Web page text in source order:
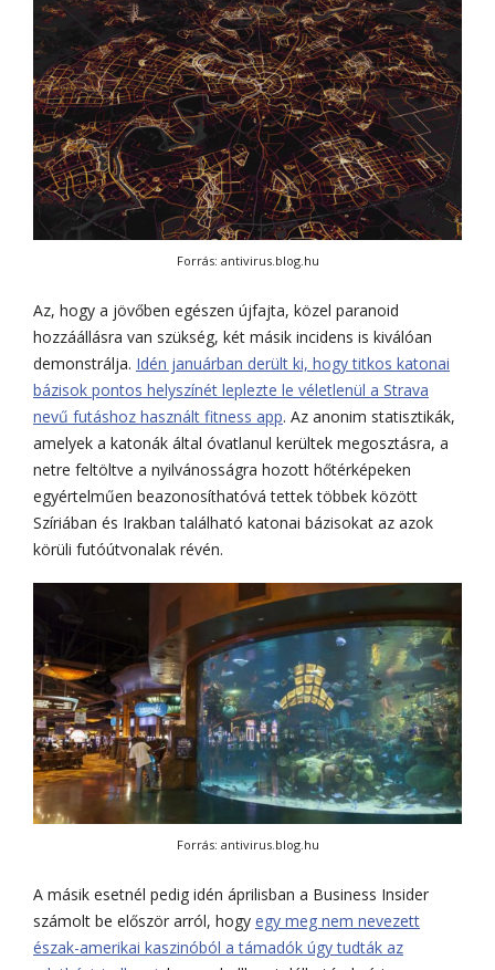
Forrás: antivirus.blog.hu
Az, hogy a jövőben egészen újfajta, közel paranoid
hozzáállásra van szükség, két másik incidens is kiválóan
demonstrálja. Idén januárban derült ki, hogy titkos katonai
bázisok pontos helyszínét leplezte le véletlenül a Strava
nevű futáshoz használt fitness app. Az anonim statisztikák,
amelyek a katonák által óvatlanul kerültek megosztásra, a
netre feltöltve a nyilvánosságra hozott hőtérképeken
egyértelműen beazonosíthatóvá tettek többek között
Szíriában és Irakban található katonai bázisokat az azok
körüli futóútvonalak révén.
Forrás: antivirus.blog.hu
A másik esetnél pedig idén áprilisban a Business Insider
számolt be először arról, hogy egy meg nem nevezett
észak-amerikai kaszinóból a támadók úgy tudták az